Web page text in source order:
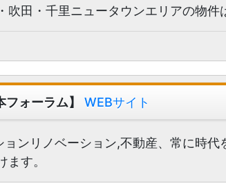
吹田・千里ニュータウンエリアの物件
フォーラム】 WEBサイト
ンリノベーション,不動産、常に時代
す。